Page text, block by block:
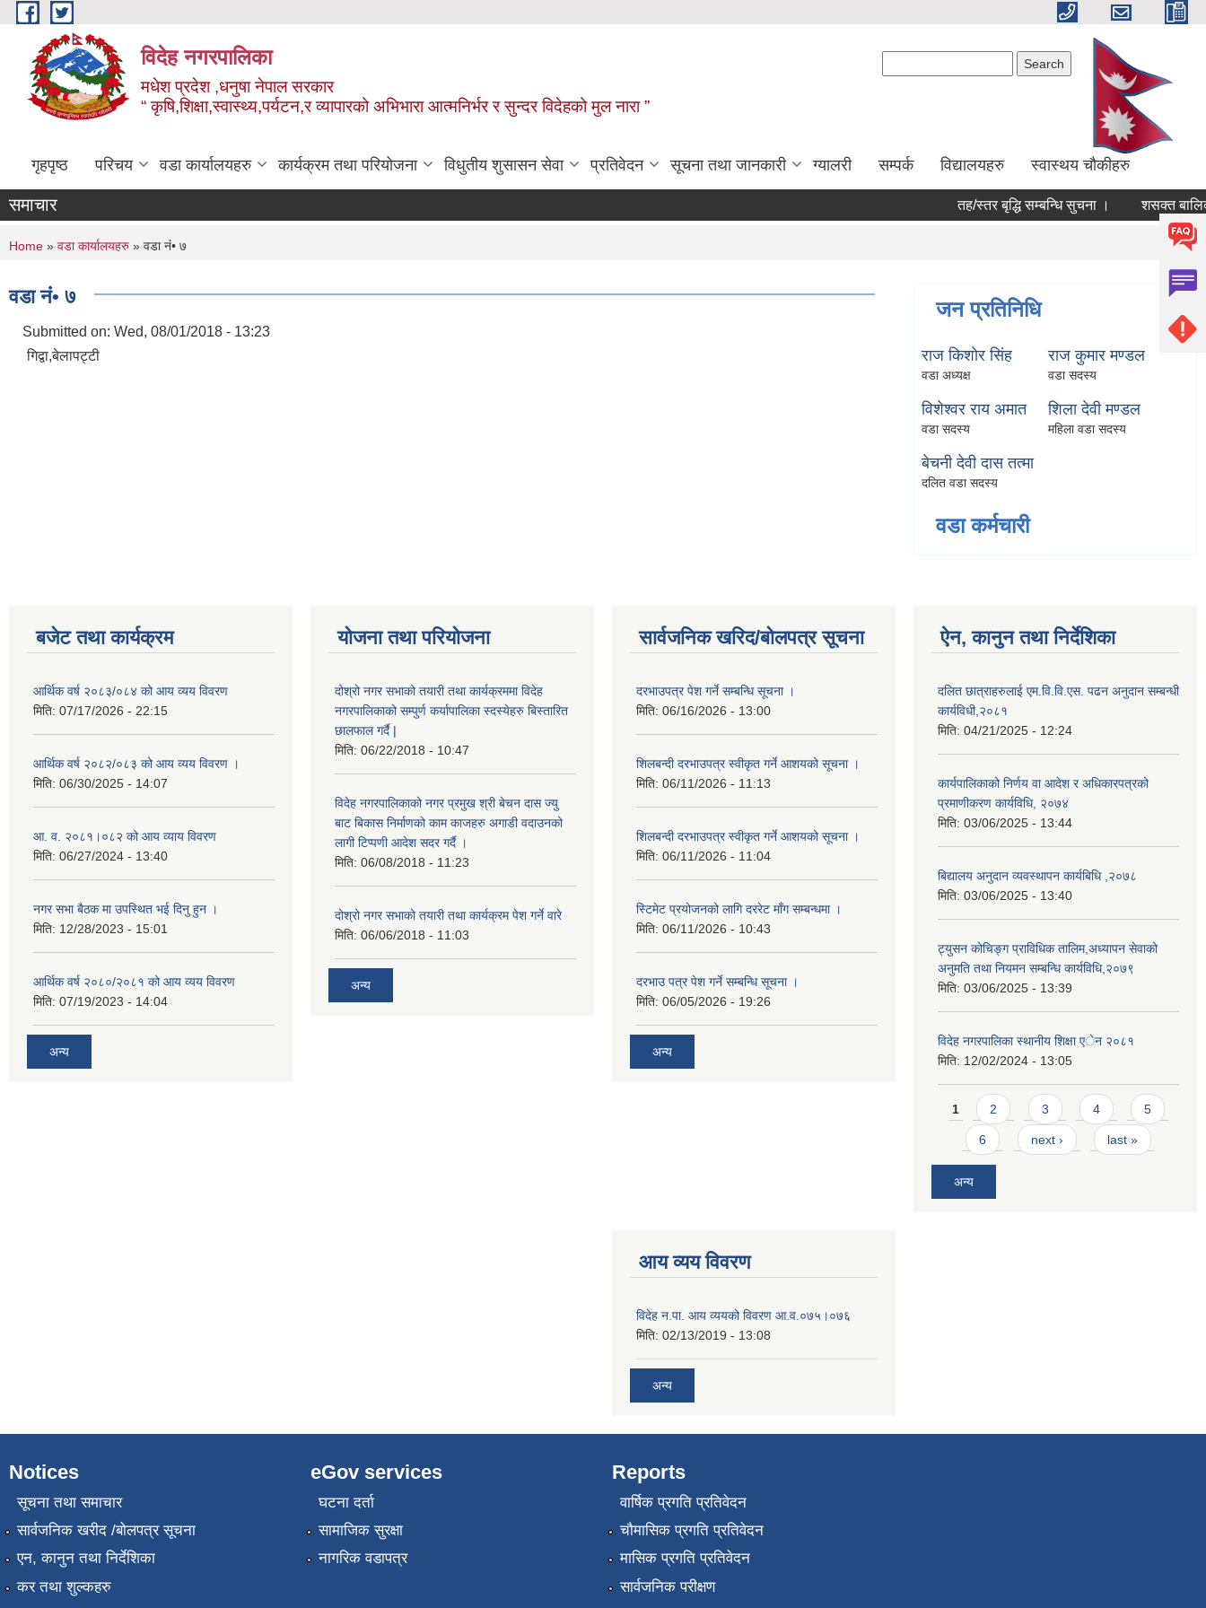
Skip to main content
विदेह नगरपालिका
मधेश प्रदेश ,धनुषा नेपाल सरकार
“ कृषि,शिक्षा,स्वास्थ्य,पर्यटन,र व्यापारको अभिभारा आत्मनिर्भर र सुन्दर विदेहको मुल नारा ”
गृहपृष्ठ परिचय वडा कार्यालयहरु कार्यक्रम तथा परियोजना विधुतीय शुसासन सेवा प्रतिवेदन सूचना तथा जानकारी ग्यालरी सम्पर्क विद्यालयहरु स्वास्थय चौकीहरु
समाचार तह/स्तर बृद्धि सम्बन्धि सुचना । शसक्त
You are here
Home » वडा कार्यालयहरु » वडा नंं• ७
वडा नंं• ७
Submitted on: Wed, 08/01/2018 - 13:23
गिद्वा,बेलापट्टी
जन प्रतिनिधि
राज किशाेर सिंह
वडा अध्यक्ष
राज कुमार मण्डल
वडा सदस्य
विशेश्वर राय अमात
वडा सदस्य
शिला देवी मण्डल
महिला वडा सदस्य
बेचनी देवी दास तत्मा
दलित वडा सदस्य
वडा कर्मचारी
बजेट तथा कार्यक्रम
आर्थिक वर्ष २०८३/०८४ को आय व्यय विवरण
मिति: 07/17/2026 - 22:15
आर्थिक वर्ष २०८२/०८३ को आय व्यय विवरण ।
मिति: 06/30/2025 - 14:07
आ. व. २०८१।०८२ को आय व्याय विवरण
मिति: 06/27/2024 - 13:40
नगर सभा बैठक मा उपस्थित भई दिनु हुन ।
मिति: 12/28/2023 - 15:01
आर्थिक वर्ष २०८०/२०८१ को आय व्यय विवरण
मिति: 07/19/2023 - 14:04
अन्य
योजना तथा परियोजना
दोश्रो नगर सभाको तयारी तथा कार्यक्रममा विदेह
नगरपालिकाको सम्पुर्ण कर्यापालिका स्दस्येहरु बिस्तारित
छालफाल गर्दै |
मिति: 06/22/2018 - 10:47
विदेह नगरपालिकाको नगर प्रमुख श्री बेचन दास ज्यु
बाट बिकास निर्माणको काम काजहरु अगाडी वदाउनको
लागी टिप्पणी आदेश सदर गर्दै ।
मिति: 06/08/2018 - 11:23
दोश्रो नगर सभाको तयारी तथा कार्यक्रम पेश गर्ने वारे
मिति: 06/06/2018 - 11:03
अन्य
सार्वजनिक खरिद/बोलपत्र सूचना
दरभाउपत्र पेश गर्ने सम्बन्धि सूचना ।
मिति: 06/16/2026 - 13:00
शिलबन्दी दरभाउपत्र स्वीकृत गर्ने आशयको सूचना ।
मिति: 06/11/2026 - 11:13
शिलबन्दी दरभाउपत्र स्वीकृत गर्ने आशयको सूचना ।
मिति: 06/11/2026 - 11:04
स्टिमेट प्रयोजनको लागि दररेट माँग सम्बन्धमा ।
मिति: 06/11/2026 - 10:43
दरभाउ पत्र पेश गर्ने सम्बन्धि सूचना ।
मिति: 06/05/2026 - 19:26
अन्य
ऐन, कानुन तथा निर्देशिका
दलित छात्राहरुलाई एम.वि.वि.एस. पढन अनुदान सम्बन्धी
कार्यविधी,२०८१
मिति: 04/21/2025 - 12:24
कार्यपालिकाको निर्णय वा आदेश र अधिकारपत्रको
प्रमाणीकरण कार्यविधि, २०७४
मिति: 03/06/2025 - 13:44
बिद्यालय अनुदान व्यवस्थापन कार्यबिधि ,२०७८
मिति: 03/06/2025 - 13:40
ट्युसन कोचिङ्ग प्राविधिक तालिम,अध्यापन सेवाको
अनुमति तथा नियमन सम्बन्धि कार्यविधि,२०७९
मिति: 03/06/2025 - 13:39
विदेह नगरपालिका स्थानीय शिक्षा एेन २०८१
मिति: 12/02/2024 - 13:05
Pages
1 2 3 4 5
6 next › last »
अन्य
आय व्यय विवरण
विदेह न.पा. आय व्ययको विवरण आ.व.०७५।०७६
मिति: 02/13/2019 - 13:08
अन्य
Notices
सूचना तथा समाचार
सार्वजनिक खरीद /बोलपत्र सूचना
एन, कानुन तथा निर्देशिका
कर तथा शुल्कहरु
eGov services
घटना दर्ता
सामाजिक सुरक्षा
नागरिक वडापत्र
Reports
वार्षिक प्रगति प्रतिवेदन
चौमासिक प्रगति प्रतिवेदन
मासिक प्रगति प्रतिवेदन
सार्वजनिक परीक्षण